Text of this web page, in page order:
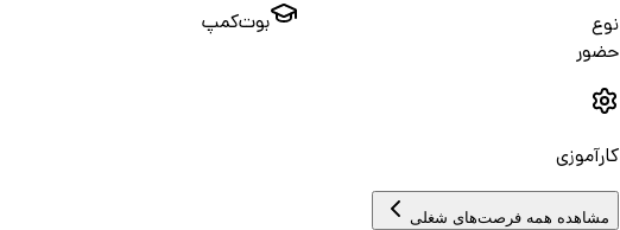
نوع
حضور
کارآموزی
مشاهده همه فرصت‌های شغلی
بوت‌کمپ